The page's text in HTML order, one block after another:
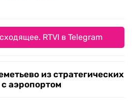
RTVI в Telegram
из стратегических
аэропортом